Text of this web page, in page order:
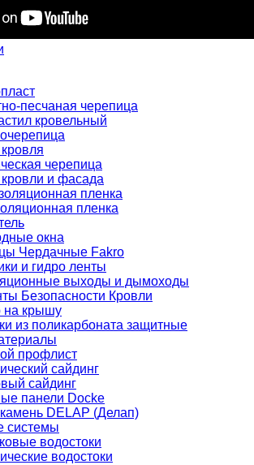
песчаная черепица
кровельный
черепица
и фасада
пленка
пленка
окна
Чердачные Fakro
и гидро ленты
выходы и дымоходы
Безопасности Кровли
на крышу
из поликарбоната защитные
профлист
сайдинг
сайдинг
панели Docke
камень DELAP (Делап)
системы
водостоки
водостоки